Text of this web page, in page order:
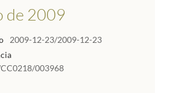
de 2009
2009-12-23/2009-12-23
003968